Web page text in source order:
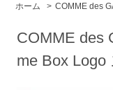
ホーム > COMME des
COMME des
me Box